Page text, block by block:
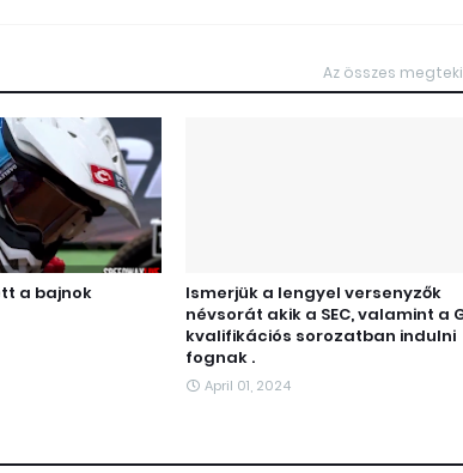
Az összes
a bajnok
Ismerjük a lengyel versenyzők
névsorát akik a SEC, valamint a
kvalifikációs sorozatban indulni
fognak .
April 01, 2024